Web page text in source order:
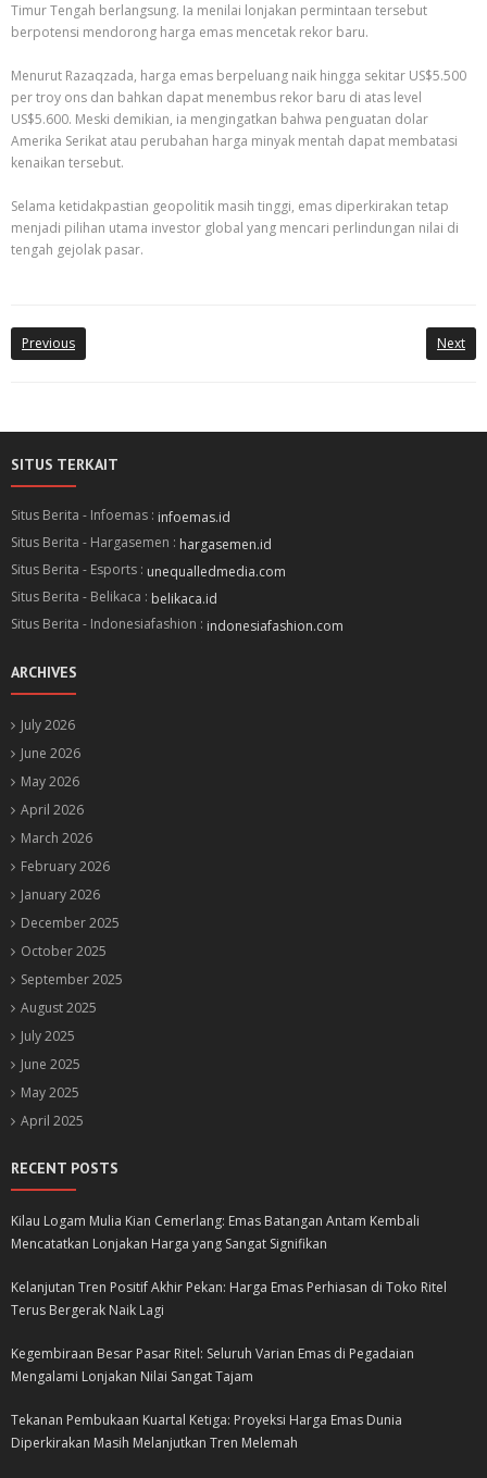
Timur Tengah berlangsung. Ia menilai lonjakan permintaan tersebut
berpotensi mendorong harga emas mencetak rekor baru.
Menurut Razaqzada, harga emas berpeluang naik hingga sekitar US$5.500
per troy ons dan bahkan dapat menembus rekor baru di atas level
US$5.600. Meski demikian, ia mengingatkan bahwa penguatan dolar
Amerika Serikat atau perubahan harga minyak mentah dapat membatasi
kenaikan tersebut.
Selama ketidakpastian geopolitik masih tinggi, emas diperkirakan tetap
menjadi pilihan utama investor global yang mencari perlindungan nilai di
tengah gejolak pasar.
Previous Next
SITUS TERKAIT
Situs Berita - Infoemas : infoemas.id
Situs Berita - Hargasemen : hargasemen.id
Situs Berita - Esports : unequalledmedia.com
Situs Berita - Belikaca : belikaca.id
Situs Berita - Indonesiafashion : indonesiafashion.com
ARCHIVES
July 2026
June 2026
May 2026
April 2026
March 2026
February 2026
January 2026
December 2025
October 2025
September 2025
August 2025
July 2025
June 2025
May 2025
April 2025
RECENT POSTS
Kilau Logam Mulia Kian Cemerlang: Emas Batangan Antam Kembali
Mencatatkan Lonjakan Harga yang Sangat Signifikan
Kelanjutan Tren Positif Akhir Pekan: Harga Emas Perhiasan di Toko Ritel
Terus Bergerak Naik Lagi
Kegembiraan Besar Pasar Ritel: Seluruh Varian Emas di Pegadaian
Mengalami Lonjakan Nilai Sangat Tajam
Tekanan Pembukaan Kuartal Ketiga: Proyeksi Harga Emas Dunia
Diperkirakan Masih Melanjutkan Tren Melemah